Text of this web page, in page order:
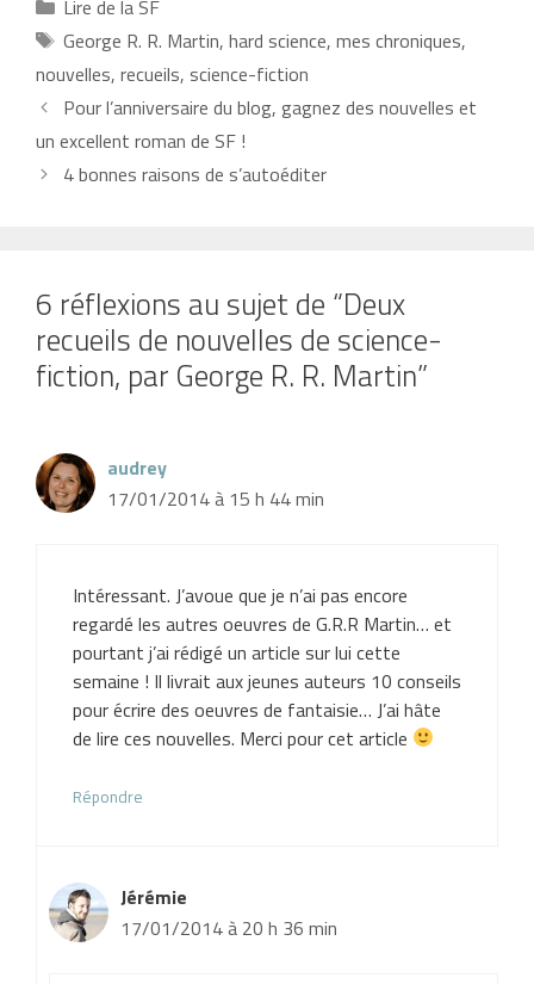
Lire de la SF
Étiquettes
George R. R. Martin, hard science, mes chroniques,
nouvelles, recueils, science-fiction
Pour l’anniversaire du blog, gagnez des nouvelles et
un excellent roman de SF !
4 bonnes raisons de s’autoéditer
6 réflexions au sujet de “Deux
recueils de nouvelles de science-
fiction, par George R. R. Martin”
audrey
17/01/2014 à 15 h 44 min
Intéressant. J’avoue que je n’ai pas encore
regardé les autres oeuvres de G.R.R Martin… et
pourtant j’ai rédigé un article sur lui cette
semaine ! Il livrait aux jeunes auteurs 10 conseils
pour écrire des oeuvres de fantaisie… J’ai hâte
de lire ces nouvelles. Merci pour cet article
Répondre
Jérémie
17/01/2014 à 20 h 36 min